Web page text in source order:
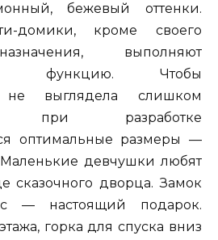
бежевый оттенки.
домики, кроме своего
выполняют
функцию. Чтобы
не выглядела слишком
при разработке
оптимальные размеры —
девчушки любят
сказочного дворца. Замок
— настоящий подарок.
горка для спуска вниз